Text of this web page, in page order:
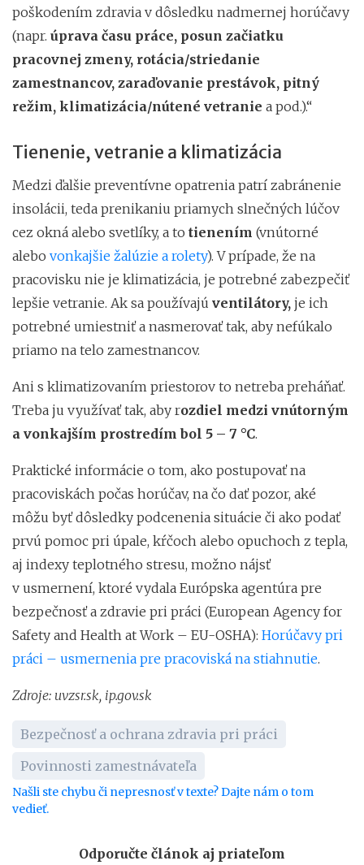
poškodením zdravia v dôsledku nadmernej horúčavy
(napr. úprava času práce, posun začiatku
pracovnej zmeny, rotácia/striedanie
zamestnancov, zaraďovanie prestávok, pitný
režim, klimatizácia/nútené vetranie a pod.).“
Tienenie, vetranie a klimatizácia
Medzi ďalšie preventívne opatrenia patrí zabránenie
insolácii, teda prenikaniu priamych slnečných lúčov
cez okná alebo svetlíky, a to tienením (vnútorné
alebo vonkajšie žalúzie a rolety). V prípade, že na
pracovisku nie je klimatizácia, je potrebné zabezpečiť
lepšie vetranie. Ak sa používajú ventilátory, je ich
potrebné umiestniť a nasmerovať tak, aby nefúkalo
priamo na telo zamestnancov.
Ani s klimatizovaním priestorov to netreba preháňať.
Treba ju využívať tak, aby rozdiel medzi vnútorným
a vonkajším prostredím bol 5 – 7 °C.
Praktické informácie o tom, ako postupovať na
pracoviskách počas horúčav, na čo dať pozor, aké
môžu byť dôsledky podcenenia situácie či ako podať
prvú pomoc pri úpale, kŕčoch alebo opuchoch z tepla,
aj indexy teplotného stresu, možno nájsť
v usmernení, ktoré vydala Európska agentúra pre
bezpečnosť a zdravie pri práci (European Agency for
Safety and Health at Work – EU-OSHA): Horúčavy pri
práci – usmernenia pre pracoviská na stiahnutie.
Zdroje: uvzsr.sk, ip.gov.sk
Bezpečnosť a ochrana zdravia pri práci
Povinnosti zamestnávateľa
Našli ste chybu či nepresnosť v texte? Dajte nám o tom
vedieť.
Odporučte článok aj priateľom